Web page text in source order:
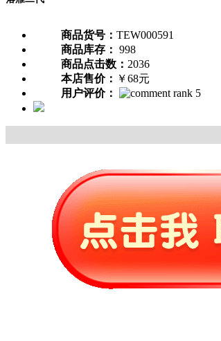
商品货号： TEW000591
商品库存： 998
商品点击数： 2036
本店售价： ￥68元
用户评价：